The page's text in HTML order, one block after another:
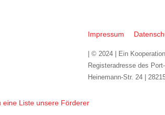
Impressum
| © 2024 | Ein
Registeradresse des
Heinemann-Str. 24 |
eine Liste unsere Förderer